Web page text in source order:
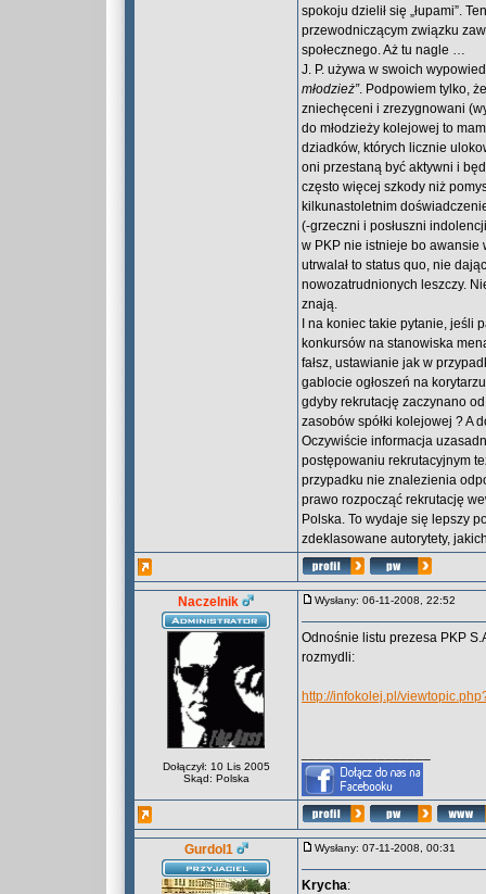
spokoju dzielił się „łupami”.
przewodniczącym związku
społecznego. Aż tu nagle …
J. P. używa w swoich
młodzież”. Podpowiem tylko,
zniechęceni i zrezygnowani
do młodzieży kolejowej to
dziadków, których licznie
oni przestaną być aktywni i
często więcej szkody niż
kilkunastoletnim
(-grzeczni i posłuszni
w PKP nie istnieje bo awansie
utrwalał to status quo, nie
nowozatrudnionych leszczy.
znają.
I na koniec takie pytanie, jeśli
konkursów na stanowiska
fałsz, ustawianie jak w
gablocie ogłoszeń na
gdyby rekrutację zaczynano
zasobów spółki kolejowej ? A
Oczywiście informacja
postępowaniu rekrutacyjnym
przypadku nie znalezienia
prawo rozpocząć rekrutację
Polska. To wydaje się lepszy
zdeklasowane autorytety,
Naczelnik
Dołączył: 10 Lis 2005
Skąd: Polska
Wysłany: 06-11-2008, 22:52
Odnośnie listu prezesa PKP
rozmydli:
http://infokolej.pl/
Gurdol1 Wysłany: 07-11-2008, 00:31
Krycha: